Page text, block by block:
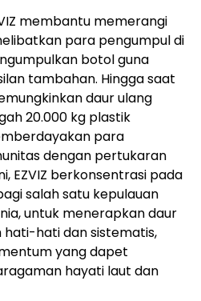
membantu memerangi
para pengumpul di
botol guna
tambahan. Hingga saat
daur ulang
20.000 kg plastik
para
dengan pertukaran
EZVIZ berkonsentrasi pada
salah satu kepulauan
untuk menerapkan daur
hati-hati dan sistematis,
yang dapet
hayati laut dan